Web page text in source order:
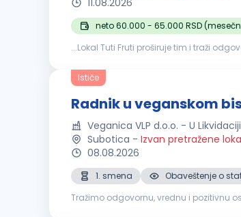
neto 60.000 - 65.000 RSD
...Lokal Tuti Fruti proširuje tim i traži
Ističe
Radnik u veganskom
Veganica VLP d.o.o. - U Likvidaciji
Subotica - Izvan pretražene
08.08.2026
1. smena
Obaveštenje o
Tražimo odgovornu, vrednu i pozitivnu